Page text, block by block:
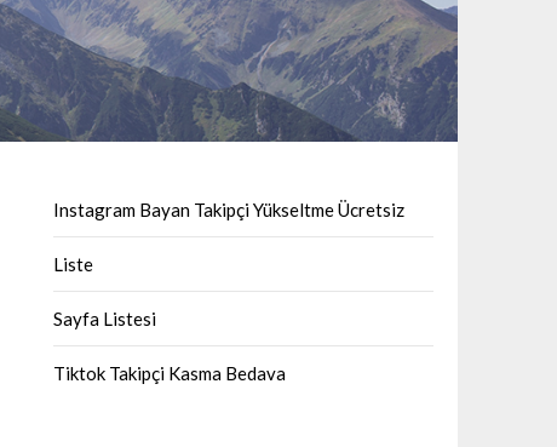
Instagram Bayan Takipçi Yükseltme Ücretsiz
Liste
Sayfa Listesi
Tiktok Takipçi Kasma Bedava